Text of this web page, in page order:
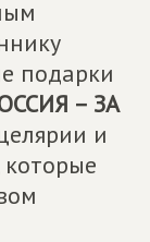
подарки
– ЗА
и